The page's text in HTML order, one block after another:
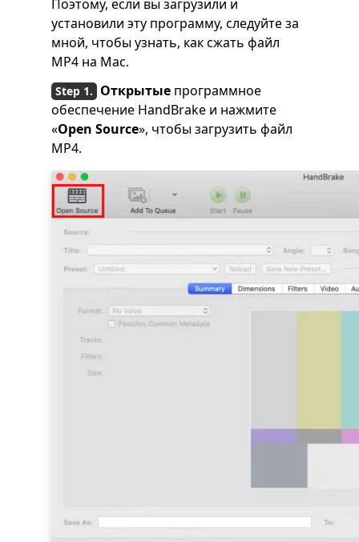
Поэтому, если вы загрузили и
установили эту программу, следуйте за
мной, чтобы узнать, как сжать файл
MP4 на Mac.
Открытые программное
обеспечение HandBrake и нажмите
«Open Source», чтобы загрузить файл
MP4.